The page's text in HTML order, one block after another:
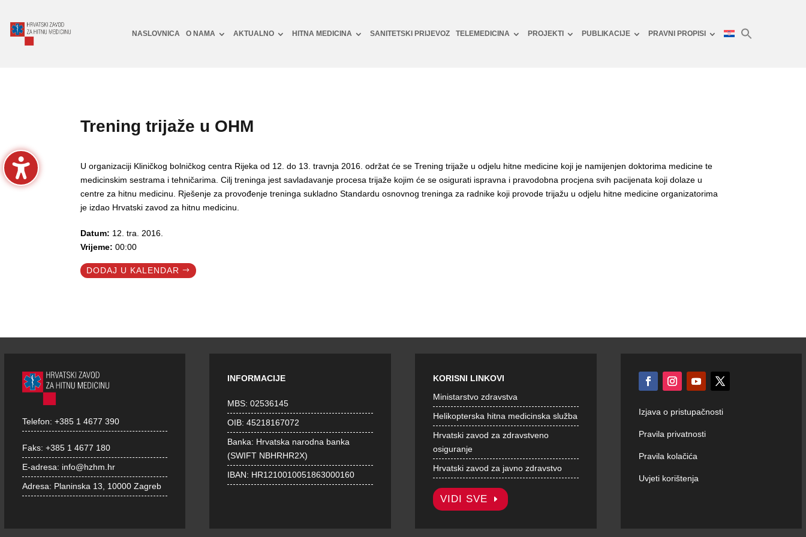
NASLOVNICA O NAMA AKTUALNO HITNA MEDICINA SANITETSKI PRIJEVOZ TELEMEDICINA PROJEKTI PUBLIKACIJE PRAVNI PROPISI
Trening trijaže u OHM
U organizaciji Kliničkog bolničkog centra Rijeka od 12. do 13. travnja 2016. održat će se Trening trijaže u odjelu hitne medicine koji je namijenjen doktorima medicine te
medicinskim sestrama i tehničarima. Cilj treninga jest savladavanje procesa trijaže kojim će se osigurati ispravna i pravodobna procjena svih pacijenata koji dolaze u
centre za hitnu medicinu. Rješenje za provođenje treninga sukladno Standardu osnovnog treninga za radnike koji provode trijažu u odjelu hitne medicine organizatorima
je izdao Hrvatski zavod za hitnu medicinu.
Datum: 12. tra. 2016.
Vrijeme:00:00
DODAJ U KALENDAR
Telefon: +385 1 4677 390
Faks: +385 1 4677 180
E-adresa: info@hzhm.hr
Adresa: Planinska 13, 10000 Zagreb
INFORMACIJE
MBS: 02536145
OIB: 45218167072
Banka: Hrvatska narodna banka
(SWIFT NBHRHR2X)
IBAN: HR1210010051863000160
KORISNI LINKOVI
Ministarstvo zdravstva
Helikopterska hitna medicinska služba
Hrvatski zavod za zdravstveno
osiguranje
Hrvatski zavod za javno zdravstvo
VIDI SVE
Izjava o pristupačnosti
Pravila privatnosti
Pravila kolačića
Uvjeti korištenja